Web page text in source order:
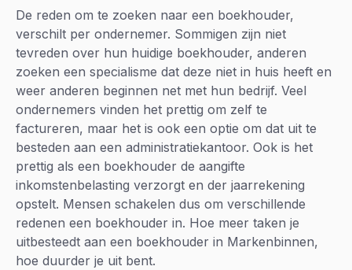
De reden om te zoeken naar een boekhouder,
verschilt per ondernemer. Sommigen zijn niet
tevreden over hun huidige boekhouder, anderen
zoeken een specialisme dat deze niet in huis heeft en
weer anderen beginnen net met hun bedrijf. Veel
ondernemers vinden het prettig om zelf te
factureren, maar het is ook een optie om dat uit te
besteden aan een administratiekantoor. Ook is het
prettig als een boekhouder de aangifte
inkomstenbelasting verzorgt en der jaarrekening
opstelt. Mensen schakelen dus om verschillende
redenen een boekhouder in. Hoe meer taken je
uitbesteedt aan een boekhouder in Markenbinnen,
hoe duurder je uit bent.